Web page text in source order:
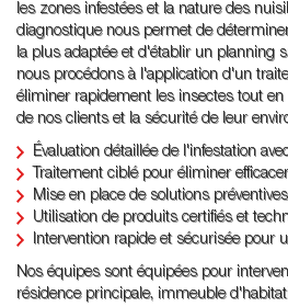
les zones infestées et la nature des
diagnostique nous permet de
la plus adaptée et d'établir un planning
nous procédons à l'application d'un
éliminer rapidement les insectes tout en
de nos clients et la sécurité de leur
Évaluation détaillée de l'infestation
Traitement ciblé pour éliminer
Mise en place de solutions
Utilisation de produits certifiés et
Intervention rapide et sécurisée pour
Nos équipes sont équipées pour
résidence principale, immeuble